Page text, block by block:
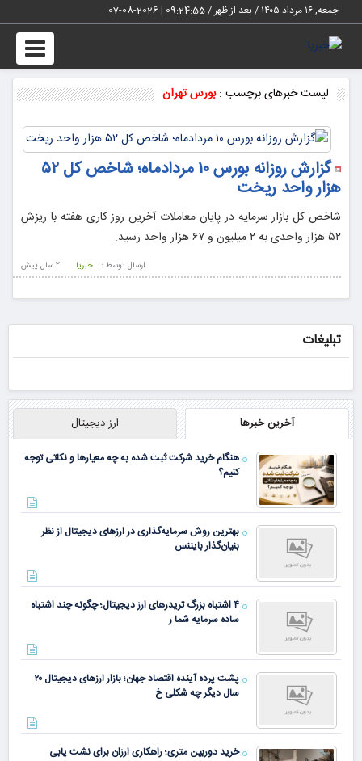
جمعه, ۱۶ مرداد ۱۴۰۵ / بعد از ظهر / 09:24:55
|
2026-08-07
Toggle
لیست خبرهای برچسب :بورس تهران
گزارش روزانه بورس ۱۰ مردادماه؛ شاخص کل ۵۲
هزار واحد ریخت
شاخص کل بازار سرمایه در پایان معاملات آخرین روز کاری هفته با ریزش
۵۲ هزار واحدی به ۲ میلیون و ۶۷ هزار واحد رسید.
2 سال پيش ارسال توسط : خبریا
تبلیغات
آخرین خبرها ارز دیجیتال
هنگام خرید شرکت ثبت شده به چه معیارها و نکاتی توجه
کنیم؟
بهترین روش سرمایه‌گذاری در ارزهای دیجیتال از نظر
بنیان‌گذار بایننس
۴ اشتباه بزرگ تریدرهای ارز دیجیتال؛ چگونه چند اشتباه
ساده سرمایه شما ر
پشت پرده آینده اقتصاد جهان؛ بازار ارزهای دیجیتال ۲۰
سال دیگر چه شکلی خ
خرید دوربین متری؛ راهکاری ارزان برای نشت یابی